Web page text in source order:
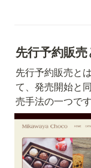
先行予約販売
先行予約販売と
て、発売開始と
売手法の一つです